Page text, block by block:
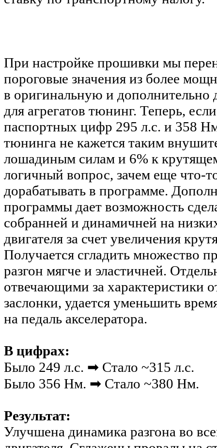
При настройке прошивки мы
пороговые значения из более
в оригинальную и дополнительно
для агрегатов тюнинг. Теперь,
паспортных цифр 295 л.с. и 358
тюнинга не кажется таким
лошадиным силам и 6% к
логичный вопрос, зачем еще что-
дорабатывать в программе.
программы дает возможность
собранней и динамичней на
двигателя за счет увеличения
Получается сгладить множество
разгон мягче и эластичней.
отвечающими за характеристики
заслонки, удается уменьшить
на педаль акселератора.
В цифрах:
Было 249 л.с. ➡ Стало ~315 л.с.
Было 356 Нм. ➡ Стало ~380 Нм.
Результат:
Улучшена динамика разгона во